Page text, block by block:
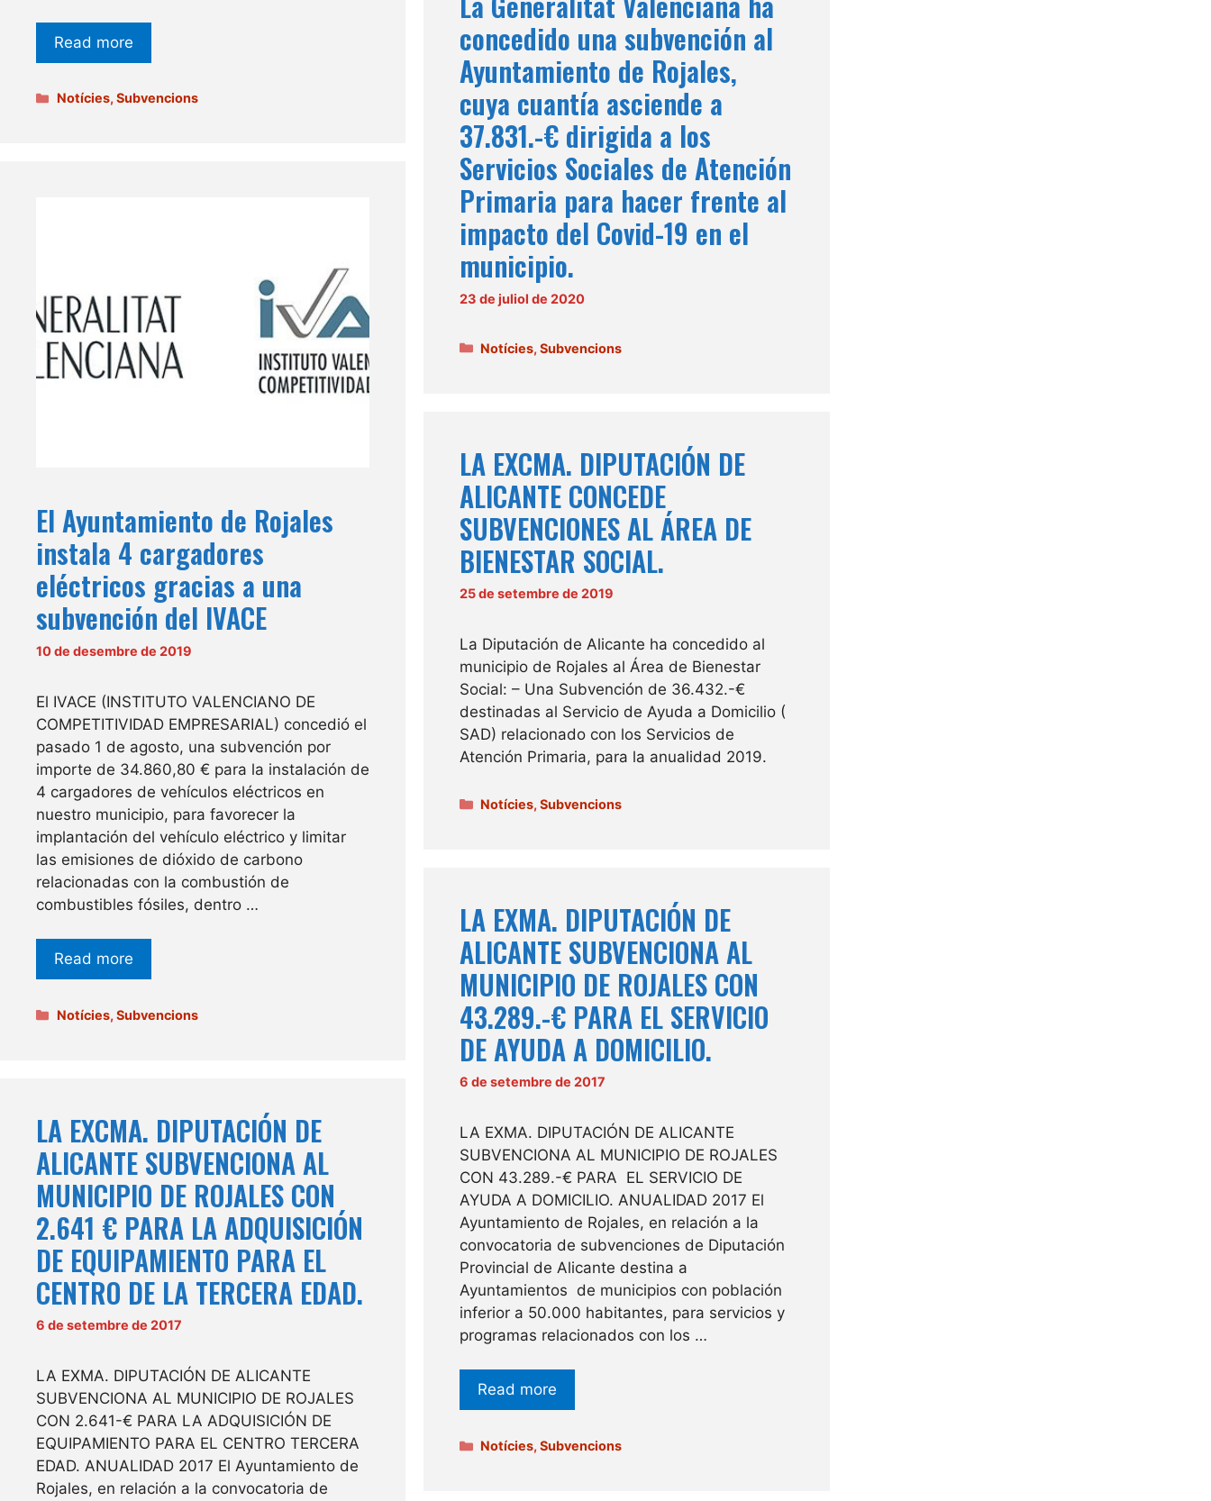
Read more
Categories
Notícies,Subvencions
concedido una subvención al
Ayuntamiento de Rojales,
cuya cuantía asciende a
37.831.-€ dirigida a los
Servicios Sociales de Atención
Primaria para hacer frente al
impacto del Covid-19 en el
municipio.
23 de juliol de 2020
Categories
Notícies,Subvencions
El Ayuntamiento de Rojales
instala 4 cargadores
eléctricos gracias a una
subvención del IVACE
10 de desembre de 2019
El IVACE (INSTITUTO VALENCIANO DE
COMPETITIVIDAD EMPRESARIAL) concedió el
pasado 1 de agosto, una subvención por
importe de 34.860,80 € para la instalación de
4 cargadores de vehículos eléctricos en
nuestro municipio, para favorecer la
implantación del vehículo eléctrico y limitar
las emisiones de dióxido de carbono
relacionadas con la combustión de
combustibles fósiles, dentro …
Read more
Categories
Notícies,Subvencions
LA EXCMA. DIPUTACIÓN DE
ALICANTE CONCEDE
SUBVENCIONES AL ÁREA DE
BIENESTAR SOCIAL.
25 de setembre de 2019
La Diputación de Alicante ha concedido al
municipio de Rojales al Área de Bienestar
Social: – Una Subvención de 36.432.-€
destinadas al Servicio de Ayuda a Domicilio (
SAD) relacionado con los Servicios de
Atención Primaria, para la anualidad 2019.
Categories
Notícies,Subvencions
LA EXMA. DIPUTACIÓN DE
ALICANTE SUBVENCIONA AL
MUNICIPIO DE ROJALES CON
43.289.-€ PARA EL SERVICIO
DE AYUDA A DOMICILIO.
6 de setembre de 2017
LA EXMA. DIPUTACIÓN DE ALICANTE
SUBVENCIONA AL MUNICIPIO DE ROJALES
CON 43.289.-€ PARA EL SERVICIO DE
AYUDA A DOMICILIO. ANUALIDAD 2017 El
Ayuntamiento de Rojales, en relación a la
convocatoria de subvenciones de Diputación
Provincial de Alicante destina a
Ayuntamientos de municipios con población
inferior a 50.000 habitantes, para servicios y
programas relacionados con los …
Read more
Categories
Notícies,Subvencions
LA EXCMA. DIPUTACIÓN DE
ALICANTE SUBVENCIONA AL
MUNICIPIO DE ROJALES CON
2.641 € PARA LA ADQUISICIÓN
DE EQUIPAMIENTO PARA EL
CENTRO DE LA TERCERA EDAD.
6 de setembre de 2017
LA EXMA. DIPUTACIÓN DE ALICANTE
SUBVENCIONA AL MUNICIPIO DE ROJALES
CON 2.641-€ PARA LA ADQUISICIÓN DE
EQUIPAMIENTO PARA EL CENTRO TERCERA
EDAD. ANUALIDAD 2017 El Ayuntamiento de
Rojales, en relación a la convocatoria de